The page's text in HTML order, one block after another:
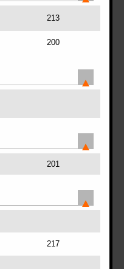
213
200
201
217